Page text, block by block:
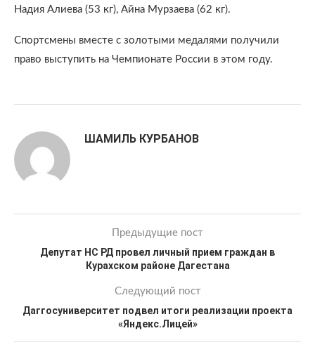
Надия Алиева (53 кг), Айна Мурзаева (62 кг).
Спортсмены вместе с золотыми медалями получили
право выступить на Чемпионате России в этом году.
ШАМИЛЬ КУРБАНОВ
Предыдущие пост
Депутат НС РД провел личный прием граждан в
Курахском районе Дагестана
Следующий пост
Даггосуниверситет подвел итоги реализации проекта
«Яндекс.Лицей»